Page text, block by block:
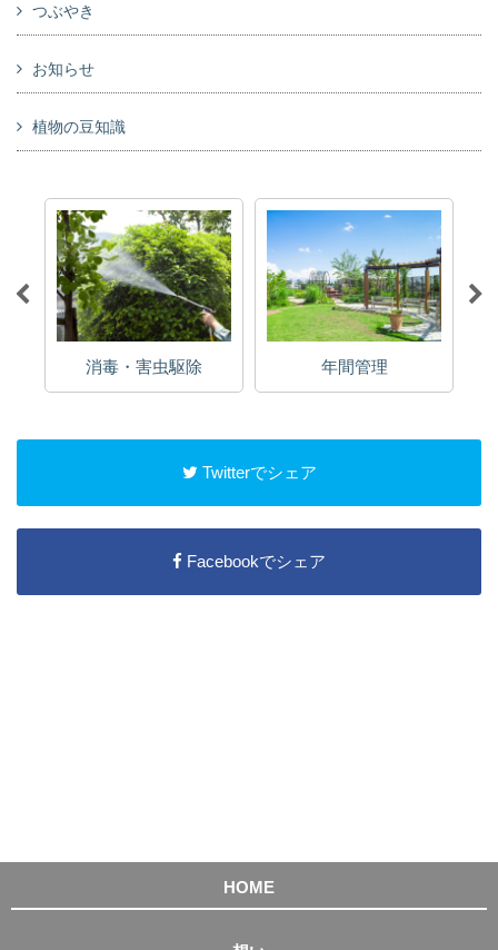
つぶやき
お知らせ
植物の豆知識
消毒・害虫駆除 年間管理
Twitterでシェア
Facebookでシェア
HOME